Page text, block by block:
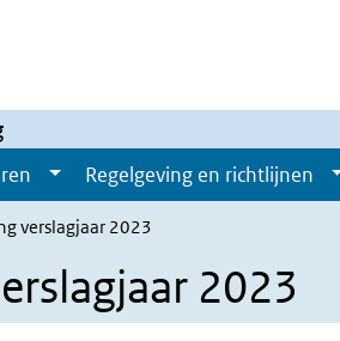
Regelgeving en richtlijnen
verslagjaar 2023
2023